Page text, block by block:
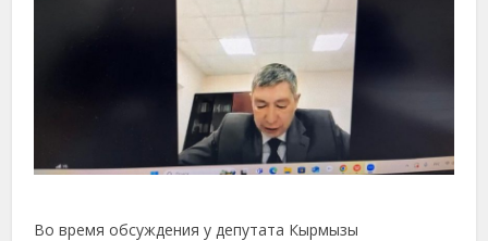
Вовремяобсужденияу депутата Кырмызы